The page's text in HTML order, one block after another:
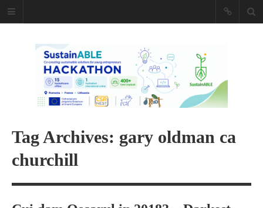
Caiet de
insemnari
DESCARCĂ!
Tag Archives: gary oldman ca
churchill